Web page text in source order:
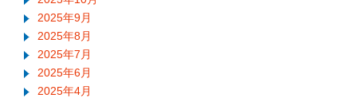
2025年9月
2025年8月
2025年7月
2025年6月
2025年4月